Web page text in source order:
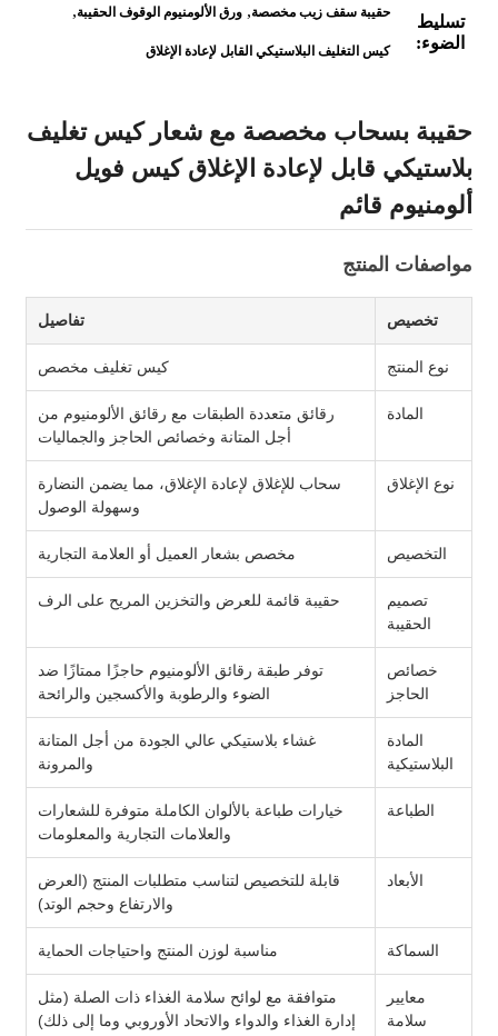
تسليط
الضوء:
حقيبة سقف زيب مخصصة, ورق الألومنيوم الوقوف الحقيبة,
كيس التغليف البلاستيكي القابل لإعادة الإغلاق
حقيبة بسحاب مخصصة مع شعار كيس تغليف
بلاستيكي قابل لإعادة الإغلاق كيس فويل
ألومنيوم قائم
مواصفات المنتج
تخصيص تفاصيل
نوع المنتج كيس تغليف مخصص
المادة
رقائق متعددة الطبقات مع رقائق الألومنيوم من
أجل المتانة وخصائص الحاجز والجماليات
نوع الإغلاق
سحاب للإغلاق لإعادة الإغلاق، مما يضمن النضارة
وسهولة الوصول
التخصيص مخصص بشعار العميل أو العلامة التجارية
تصميم
الحقيبة
حقيبة قائمة للعرض والتخزين المريح على الرف
خصائص
الحاجز
توفر طبقة رقائق الألومنيوم حاجزًا ممتازًا ضد
الضوء والرطوبة والأكسجين والرائحة
المادة
البلاستيكية
غشاء بلاستيكي عالي الجودة من أجل المتانة
والمرونة
الطباعة
خيارات طباعة بالألوان الكاملة متوفرة للشعارات
والعلامات التجارية والمعلومات
الأبعاد
قابلة للتخصيص لتناسب متطلبات المنتج (العرض
والارتفاع وحجم الوتد)
السماكة مناسبة لوزن المنتج واحتياجات الحماية
معايير
سلامة
متوافقة مع لوائح سلامة الغذاء ذات الصلة (مثل
إدارة الغذاء والدواء والاتحاد الأوروبي وما إلى ذلك)